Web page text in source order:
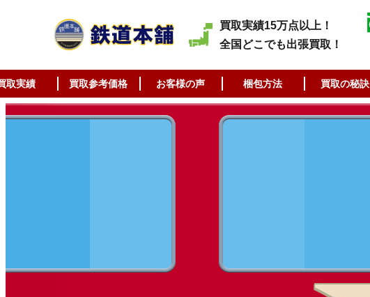
買取実績15万点以上！
全国どこでも出張買取！
取実績 買取参考価格 お客様の声 梱包方法 買取の秘訣